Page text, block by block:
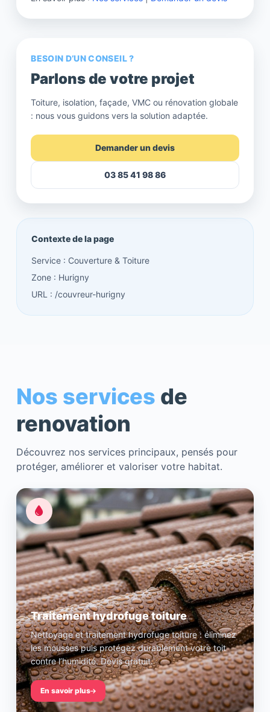
BESOIN D’UN CONSEIL ?
Parlons de votre projet
Toiture, isolation, façade, VMC ou rénovation globale
: nous vous guidons vers la solution adaptée.
Demander un devis
03 85 41 98 86
Contexte de la page
Service : Couverture & Toiture
Zone : Hurigny
URL : /couvreur-hurigny
Nos services de
renovation
Découvrez nos services principaux, pensés pour
protéger, améliorer et valoriser votre habitat.
Traitement hydrofuge toiture
Nettoyage et traitement hydrofuge toiture : éliminez
les mousses puis protégez durablement votre toit
contre l’humidité. Devis gratuit.
En savoir plus